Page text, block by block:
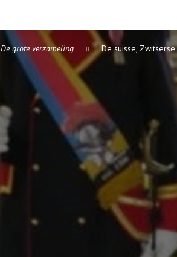
De grote verzameling De suisse,